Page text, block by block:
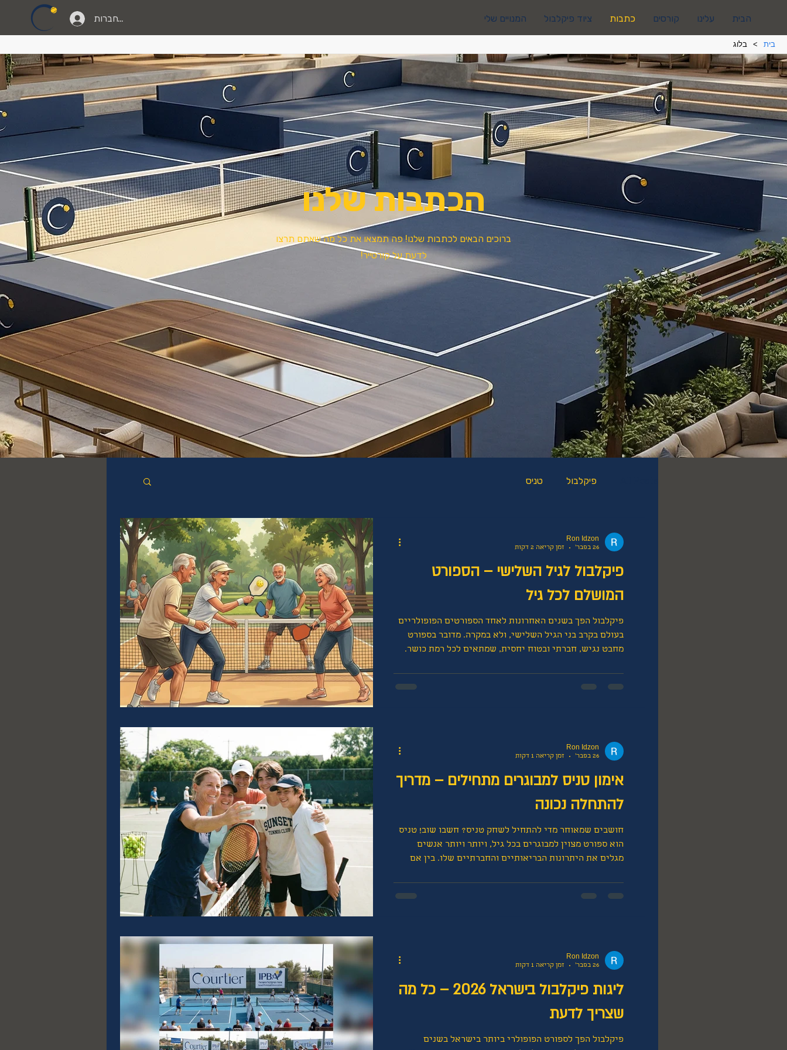
להתחברות המנויים שלי ציוד פיקלבול כתבות קורסים עלינו הבית
בית > בלוג
הכתבות שלנו
ברוכים הבאים לכתבות שלנו! פה תמצאו את כל מה שאתם תרצו
לדעת על קורטייר!
פיקלבול טניס
פיקלבול לגיל השלישי – הספורט
המושלם לכל גיל
פיקלבול הפך בשנים האחרונות לאחד הספורטים הפופולריים
בעולם בקרב בני הגיל השלישי, ולא במקרה. מדובר בספורט
מחבט נגיש, חברתי ובטוח יחסית, שמתאים לכל רמת כושר.
משחק מהנה גם למי שלא התאמן שנים. במדריך זה נסביר למה
הגילאים. המגרש קטן בכמ
Ron Idzon
26 בפבר׳
זמן קריאה 2 דקות
אימון טניס למבוגרים מתחילים – מדריך
להתחלה נכונה
חושבים שמאוחר מדי להתחיל לשחק טניס? חשבו שוב! טניס
הוא ספורט מצוין למבוגרים בכל גיל, ויותר ויותר אנשים
מגלים את היתרונות הבריאותיים והחברתיים שלו. בין אם
מאימון טניס למבוגרים, ואיך להימנע מטעויות נפוצות.
מצב הרוח,
Ron Idzon
26 בפבר׳
זמן קריאה 1 דקות
ליגות פיקלבול בישראל 2026 – כל מה
שצריך לדעת
פיקלבול הפך לספורט הפופולרי ביותר בישראל בשנים
Ron Idzon
26 בפבר׳
זמן קריאה 1 דקות